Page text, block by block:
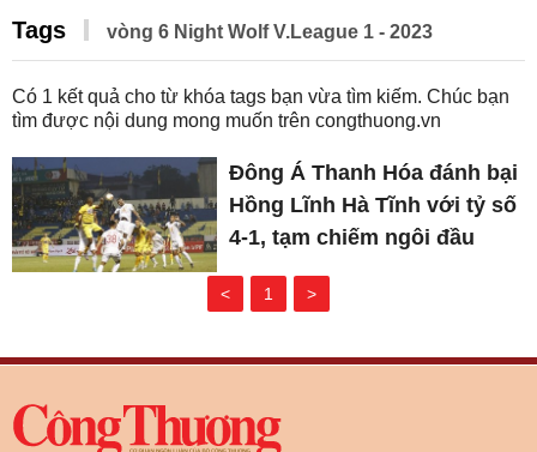
Tags vòng 6 Night Wolf V.League 1 - 2023
Có 1 kết quả cho từ khóa tags bạn vừa tìm kiếm. Chúc bạn
tìm được nội dung mong muốn trên congthuong.vn
Đông Á Thanh Hóa đánh bại
Hồng Lĩnh Hà Tĩnh với tỷ số
4-1, tạm chiếm ngôi đầu
< 1 >